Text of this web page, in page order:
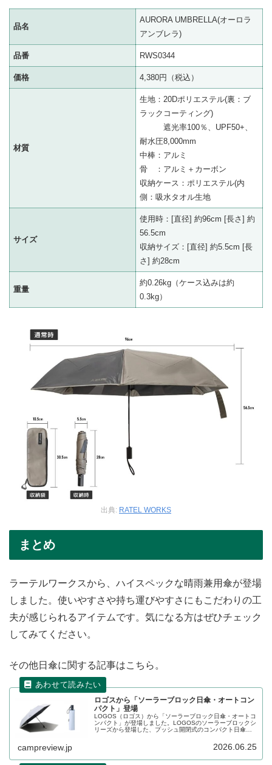
品名
AURORA UMBRELLA(オーロラ
アンブレラ)
品番 RWS0344
価格 4,380円（税込）
材質
生地：20Dポリエステル(裏：ブ
ラックコーティング)
遮光率100％、UPF50+、
耐水圧8,000mm
中棒：アルミ
骨 ：アルミ＋カーボン
収納ケース：ポリエステル(内
側：吸水タオル生地
サイズ
使用時：[直径] 約96cm [長さ] 約
56.5cm
収納サイズ：[直径] 約5.5cm [長
さ] 約28cm
重量
約0.26kg（ケース込みは約
0.3kg）
出典: RATEL WORKS
まとめ
ラーテルワークスから、ハイスペックな晴雨兼用傘が登場
しました。使いやすさや持ち運びやすさにもこだわりの工
夫が感じられるアイテムです。気になる方はぜひチェック
してみてください。
その他日傘に関する記事はこちら。
ロゴスから「ソーラーブロック日傘・オートコン
パクト」登場
LOGOS（ロゴス）から「ソーラーブロック日傘・オートコ
ンパクト」が登場しました。LOGOSのソーラーブロックシ
リーズから登場した、プッシュ開閉式のコンパクト日傘
れた遮熱効果のある生地を採用し、日向と日陰で最大約マ
イナス15℃を実現します。詳細をレビューします。
campreview.jp 2026.06.25